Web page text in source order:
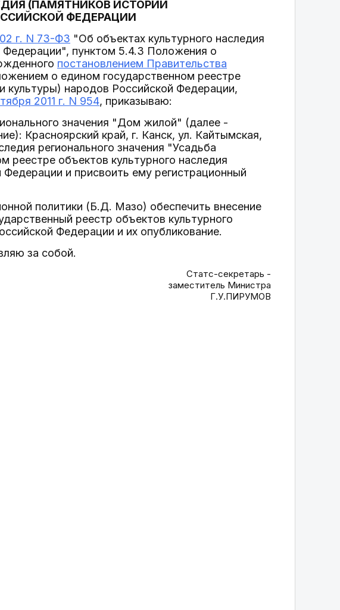
(ПАМЯТНИКОВ ИСТОРИИ
ФЕДЕРАЦИИ
г. N 73-ФЗ "Об объектах культурного наследия
Федерации", пунктом 5.4.3 Положения о
постановлением Правительства
о едином государственном реестре
культуры) народов Российской Федерации,
2011 г. N 954, приказываю:
значения "Дом жилой" (далее -
Красноярский край, г. Канск, ул. Кайтымская,
регионального значения "Усадьба
реестре объектов культурного наследия
и присвоить ему регистрационный
политики (Б.Д. Мазо) обеспечить внесение
реестр объектов культурного
Федерации и их опубликование.
за собой.
Статс-секретарь -
заместитель Министра
Г.У.ПИРУМОВ